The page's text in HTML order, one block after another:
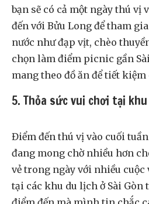
bạn sẽ có cả một ngày thú vị
đến với Bửu Long để tham
nước như đạp vịt, chèo
chọn làm điểm picnic gần
mang theo đồ ăn để tiết
5. Thỏa sức vui chơi tại
Điểm đến thú vị vào cuối
đang mong chờ nhiều hơn
vẻ trong ngày với nhiều cuộc
tại các khu du lịch ở Sài Gòn